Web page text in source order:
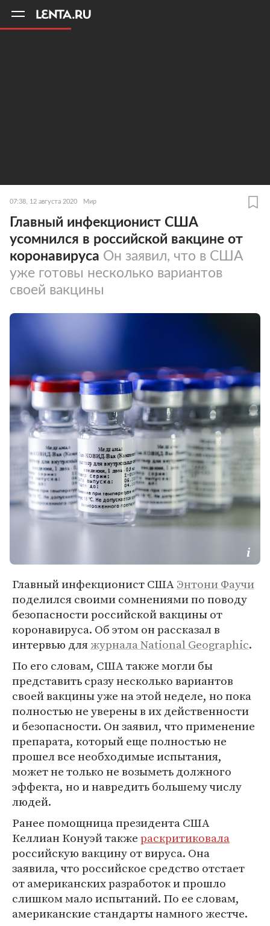
07:38, 12 августа 2020 Мир
Главный инфекционист США
усомнился в российской вакцине от
коронавируса Он заявил, что в США
уже готовы несколько вариантов
своей вакцины
Главный инфекционист СШАЭнтони Фаучи
поделился своими сомнениями по поводу
безопасности российской вакцины от
коронавируса. Об этом он рассказал в
интервью дляжурнала National Geographic.
По его словам, США также могли бы
представить сразу несколько вариантов
своей вакцины уже на этой неделе, но пока
полностью не уверены в их действенности
и безопасности. Он заявил, что применение
препарата, который еще полностью не
прошел все необходимые испытания,
может не только не возыметь должного
эффекта, но и навредить большему числу
людей.
Ранее помощница президента США
Келлиан Конуэй такжераскритиковала
российскую вакцину от вируса. Она
заявила, что российское средство отстает
от американских разработок и прошло
слишком мало испытаний. По ее словам,
американские стандарты намного жестче.